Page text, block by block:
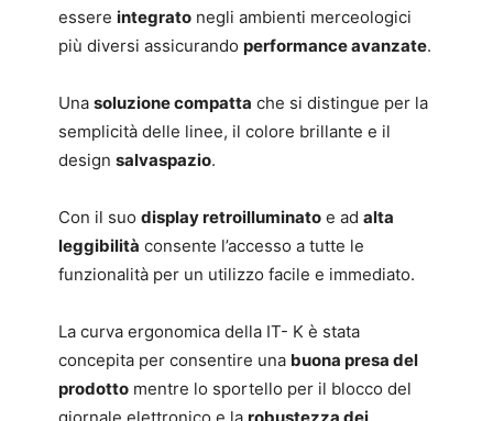
essere integratonegli ambienti merceologici
più diversi assicurando performance avanzate.
Una soluzione compatta che si distingue per la
semplicità delle linee, il colore brillante e il
design salvaspazio.
Con il suo display retroilluminatoe ad alta
leggibilità consente l’accesso a tutte le
funzionalità per un utilizzo facile e immediato.
La curva ergonomica della IT- K è stata
concepita per consentire una buona presa del
prodottomentre lo sportello per il blocco del